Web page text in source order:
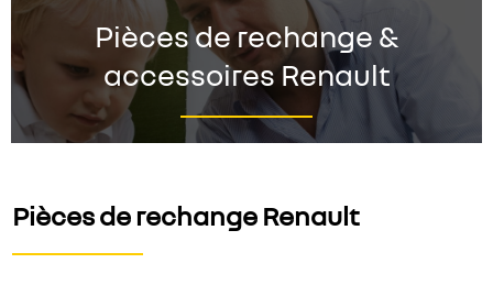
Pièces de rechange &
accessoires Renault
Pièces de rechange Renault